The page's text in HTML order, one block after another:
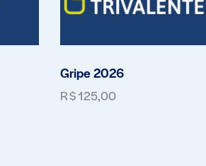
Gripe 2026
R$125,00